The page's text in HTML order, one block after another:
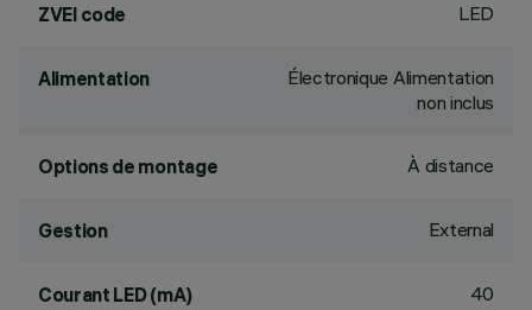
ZVEI code LED
Alimentation
Électronique Alimentation
non inclus
Options de montage À distance
Gestion External
Courant LED (mA) 40